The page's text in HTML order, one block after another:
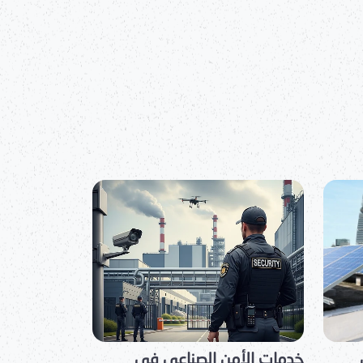
أفضل
خدمات التوظيف والاستقدام